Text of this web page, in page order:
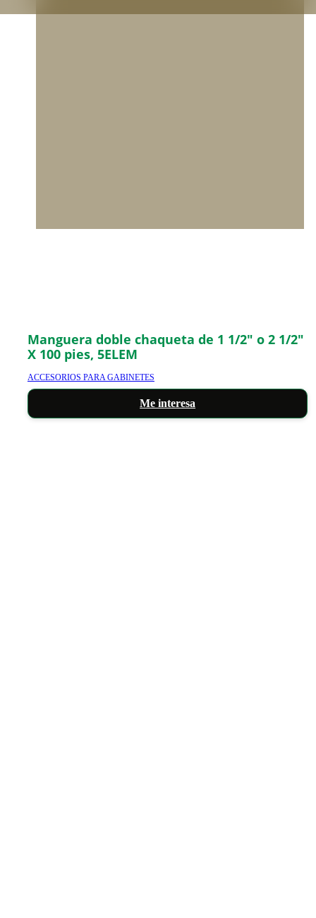
Manguera doble chaqueta de 1 1/2″ o 2 1/2″
X 100 pies, 5ELEM
ACCESORIOS PARA GABINETES
Me interesa